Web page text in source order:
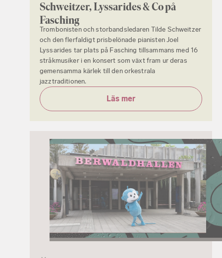
Schweitzer, Lyssarides & Co på
Fasching
Trombonisten och storbandsledaren Tilde Schweitzer
och den flerfaldigt prisbelönade pianisten Joel
Lyssarides tar plats på Fasching tillsammans med 16
stråkmusiker i en konsert som växt fram ur deras
gemensamma kärlek till den orkestrala
jazztraditionen.
Läs mer